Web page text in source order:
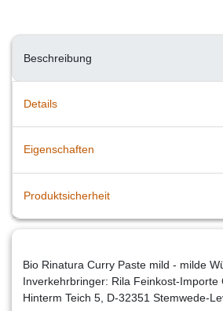
Beschreibung
Details
Eigenschaften
Produktsicherheit
Bio Rinatura Curry Paste mild - milde
Inverkehrbringer: Rila Feinkost-Importe
Hinterm Teich 5, D-32351 Stemwede-